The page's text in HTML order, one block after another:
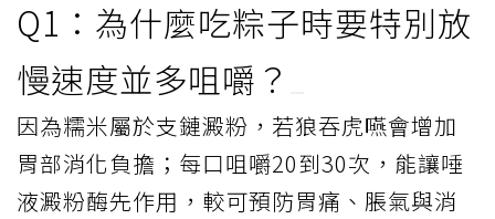
Q1：為什麼吃粽子時要特別放
慢速度並多咀嚼？
因為糯米屬於支鏈澱粉，若狼吞虎嚥會增加
胃部消化負擔；每口咀嚼20到30次，能讓唾
液澱粉酶先作用，較可預防胃痛、脹氣與消